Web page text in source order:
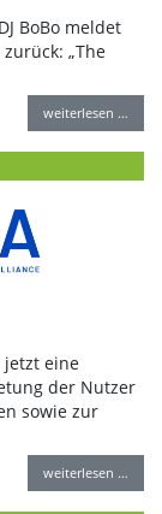
BoBo meldet
„The
weiterlesen …
jetzt eine
der Nutzer
sowie zur
weiterlesen …